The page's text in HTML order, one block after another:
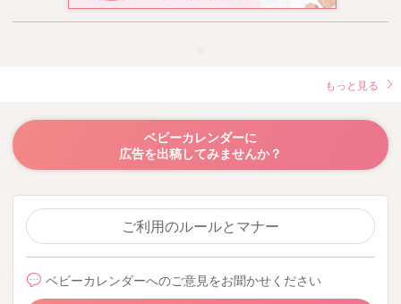
もっと見る
ベビーカレンダーに
広告を出稿してみませんか？
ご利用のルールとマナー
ベビーカレンダーへのご意見をお聞かせください